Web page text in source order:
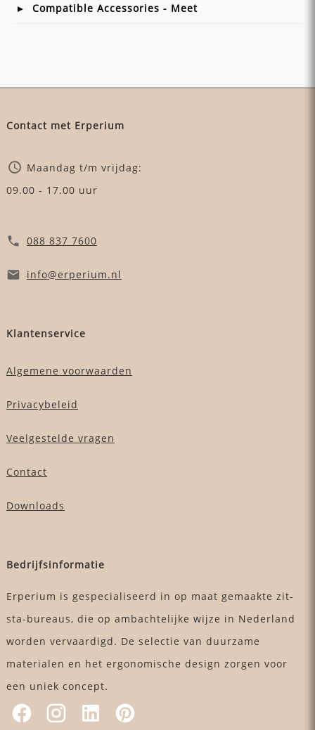
Compatible Accessories - Meet
Contact met Erperium
Maandag t/m vrijdag:
09.00 - 17.00 uur
088 837 7600
info@erperium.nl
Klantenservice
Algemene voorwaarden
Privacybeleid
Veelgestelde vragen
Contact
Downloads
Bedrijfsinformatie
Erperium is gespecialiseerd in op maat gemaakte zit-
sta-bureaus, die op ambachtelijke wijze in Nederland
worden vervaardigd. De selectie van duurzame
materialen en het ergonomische design zorgen voor
een uniek concept.